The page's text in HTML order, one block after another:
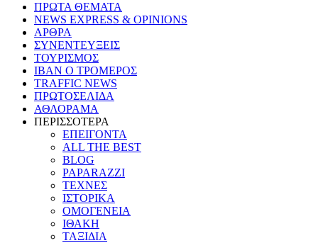
ΠΡΩΤΑ ΘΕΜΑΤΑ
NEWS EXPRESS & OPINIONS
ΑΡΘΡΑ
ΣΥΝΕΝΤΕΥΞΕΙΣ
ΤΟΥΡΙΣΜΟΣ
ΙΒΑΝ Ο ΤΡΟΜΕΡΟΣ
TRAFFIC NEWS
ΠΡΩΤΟΣΕΛΙΔΑ
ΑΘΛΟΡΑΜΑ
ΠΕΡΙΣΣΟΤΕΡΑ
ΕΠΕΙΓΟΝΤΑ
ALL THE BEST
BLOG
PAPARAZZI
ΤΕΧΝΕΣ
ΙΣΤΟΡΙΚΑ
ΟΜΟΓΕΝΕΙΑ
ΙΘΑΚΗ
ΤΑΞΙΔΙΑ